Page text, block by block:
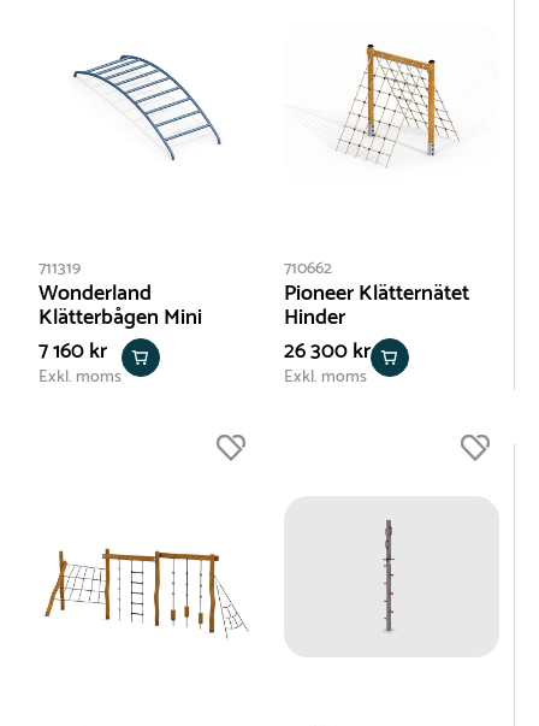
711319
Wonderland
Klätterbågen Mini
7 160 kr
Exkl. moms
710662
Pioneer Klätternätet
Hinder
26 300 kr
Exkl. moms